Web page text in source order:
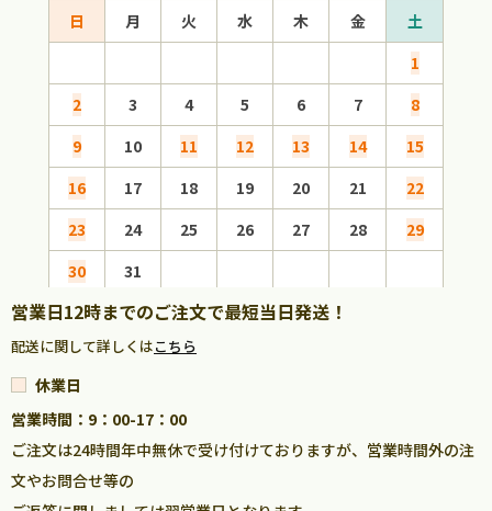
日 月 火 水 木 金
土
1
2
3 4 5 6 7
8
9
10 11 12 13 14
15
16
17 18 19 20 21
22
23
24 25 26 27 28
29
30
31
営業日12時までのご注文で最短当日発送！
配送に関して詳しくはこちら
休業日
営業時間：9：00-17：00
ご注文は24時間年中無休で受け付けておりますが、営業時間外の注
文やお問合せ等の